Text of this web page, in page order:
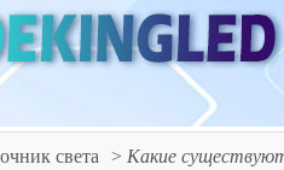
света Какие